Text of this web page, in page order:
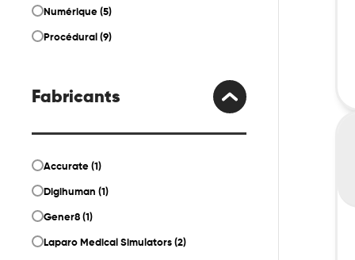
Numérique (5)
Procédural (9)
Fabricants
Accurate (1)
Digihuman (1)
Gener8 (1)
Laparo Medical Simulators (2)